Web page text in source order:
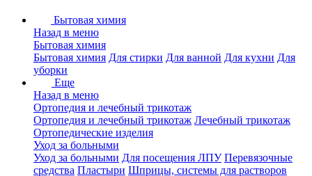
Бытовая химия
Назад в меню
Бытовая химия
Бытовая химия Для стирки Для ванной Для кухни Для
уборки
Еще
Назад в меню
Ортопедия и лечебный трикотаж
Ортопедия и лечебный трикотаж Лечебный трикотаж
Ортопедические изделия
Уход за больными
Уход за больными Для посещения ЛПУ Перевязочные
средства Пластыри Шприцы, системы для растворов